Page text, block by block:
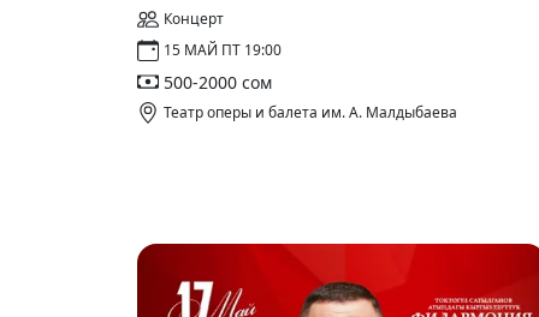
Концерт
15 МАЙ ПТ 19:00
500-2000 сом
Театр оперы и балета им. А. Малдыбаева